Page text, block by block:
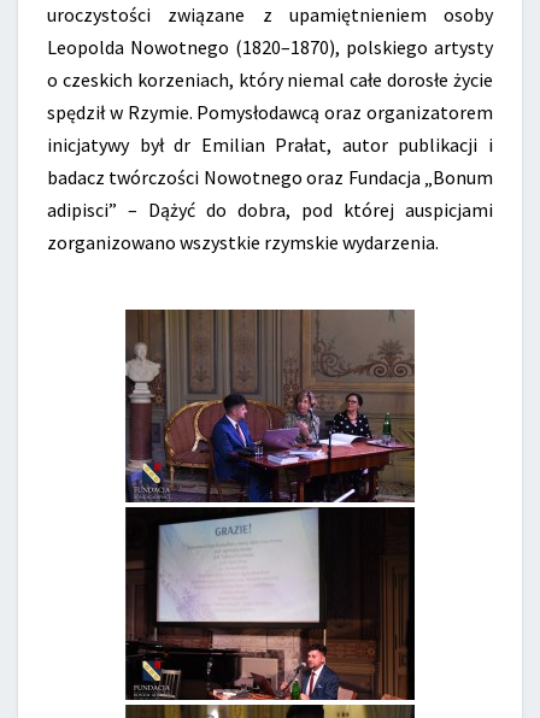
uroczystości związane z upamiętnieniem osoby
Leopolda Nowotnego (1820–1870), polskiego artysty
o czeskich korzeniach, który niemal całe dorosłe życie
spędził w Rzymie. Pomysłodawcą oraz organizatorem
inicjatywy był dr Emilian Prałat, autor publikacji i
badacz twórczości Nowotnego oraz Fundacja „Bonum
adipisci” – Dążyć do dobra, pod której auspicjami
zorganizowano wszystkie rzymskie wydarzenia.